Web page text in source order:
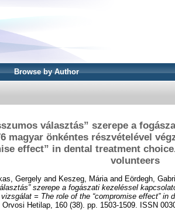
Browse by Author
választás” szerepe a
magyar önkéntes részvételével
effect” in dental treatment
volunteers
Gergely and Keszeg, Mária and Eördegh,
szerepe a fogászati kezeléssel
= The role of the “compromise effect” in
Orvosi Hetilap, 160 (38). pp. 1503-1509. ISSN